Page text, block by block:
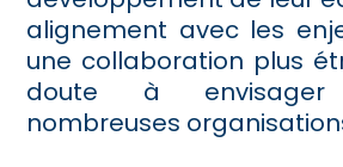
alignement avec les
une collaboration plus
doute à
nombreuses